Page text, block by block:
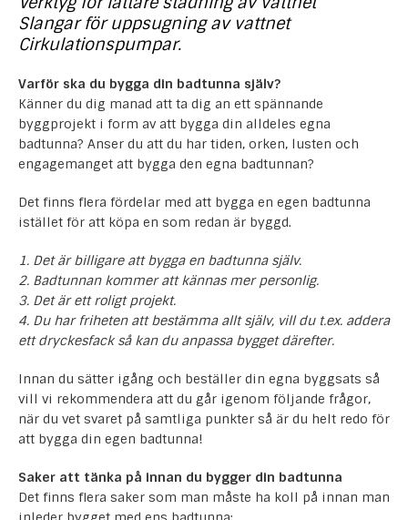
Slangar för uppsugning av vattnet
Cirkulationspumpar.
Varför ska du bygga din badtunna själv?
Känner du dig manad att ta dig an ett spännande
byggprojekt i form av att bygga din alldeles egna
badtunna? Anser du att du har tiden, orken, lusten och
engagemanget att bygga den egna badtunnan?
Det finns flera fördelar med att bygga en egen badtunna
istället för att köpa en som redan är byggd.
1. Det är billigare att bygga en badtunna själv.
2. Badtunnan kommer att kännas mer personlig.
3. Det är ett roligt projekt.
4. Du har friheten att bestämma allt själv, vill du t.ex. addera
ett dryckesfack så kan du anpassa bygget därefter.
Innan du sätter igång och beställer din egna byggsats så
vill vi rekommendera att du går igenom följande frågor,
när du vet svaret på samtliga punkter så är du helt redo för
att bygga din egen badtunna!
Saker att tänka på innan du bygger din badtunna
Det finns flera saker som man måste ha koll på innan man